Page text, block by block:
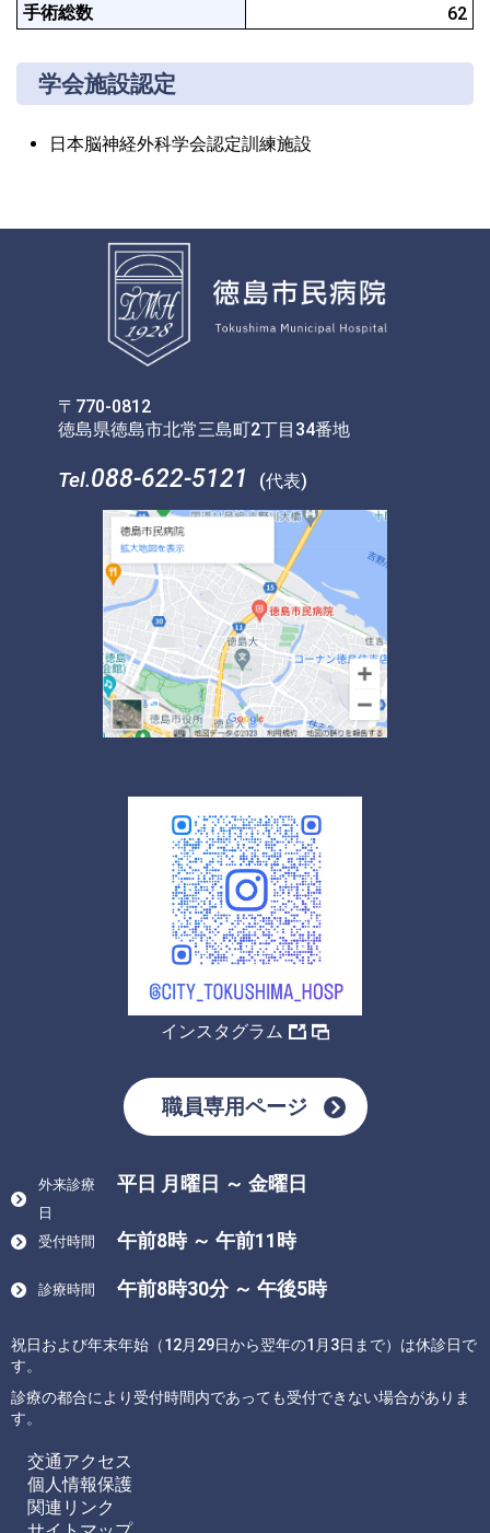
手術総数
62
学会施設認定
日本脳神経外科学会認定訓練施設
〒770-0812
徳島県徳島市北常三島町2丁目34番地
Tel.088-622-5121 (代表)
インスタグラム
職員専用ページ
外来診療
日
平日 月曜日 ～ 金曜日
受付時間 午前8時 ～ 午前11時
診療時間 午前8時30分 ～ 午後5時
祝日および年末年始（12月29日から翌年の1月3日まで）は休診日で
す。
診療の都合により受付時間内であっても受付できない場合がありま
す。
交通アクセス
個人情報保護
関連リンク